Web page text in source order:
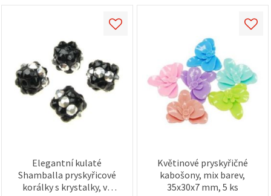
Elegantní kulaté
Shamballa pryskyřicové
korálky s krystalky, ve
Květinové pryskyřičné
kabošony, mix barev,
35x30x7 mm, 5 ks